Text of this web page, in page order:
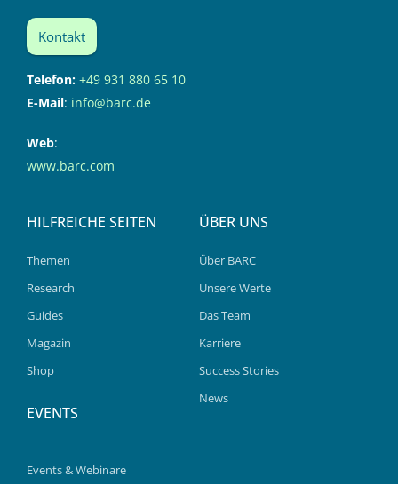
Kontakt
Telefon: +49 931 880 65 10
E-Mail: info@barc.de
Web:
www.barc.com
HILFREICHE SEITEN
Themen
Research
Guides
Magazin
Shop
EVENTS
Events & Webinare
ÜBER UNS
Über BARC
Unsere Werte
Das Team
Karriere
Success Stories
News